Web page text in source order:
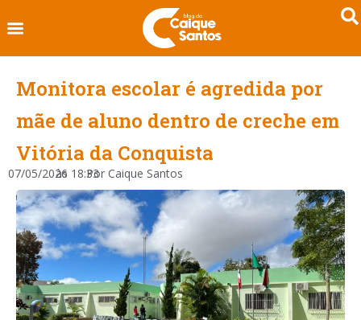
Monitora escolar é agredida por
mãe de aluno dentro de creche em
Vitória da Conquista
07/05/2026
às 18:33
Por Caique Santos